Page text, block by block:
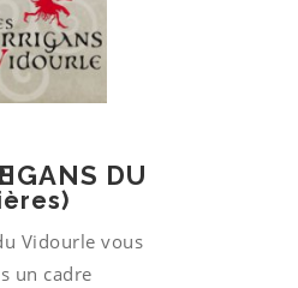
Vidourle vous
un cadre